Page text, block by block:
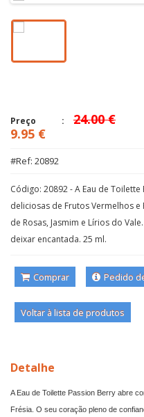
Preço
24.00 €
9.95 €
#Ref: 20892
Código: 20892 - A Eau de
deliciosas de Frutos Vermelhos
de Rosas, Jasmim e Lírios do
deixar encantada. 25 ml.
Comprar Pedido
Voltar à lista de produtos
Detalhe
A Eau de Toilette Passion Berry abre
Frésia. O seu coração pleno de